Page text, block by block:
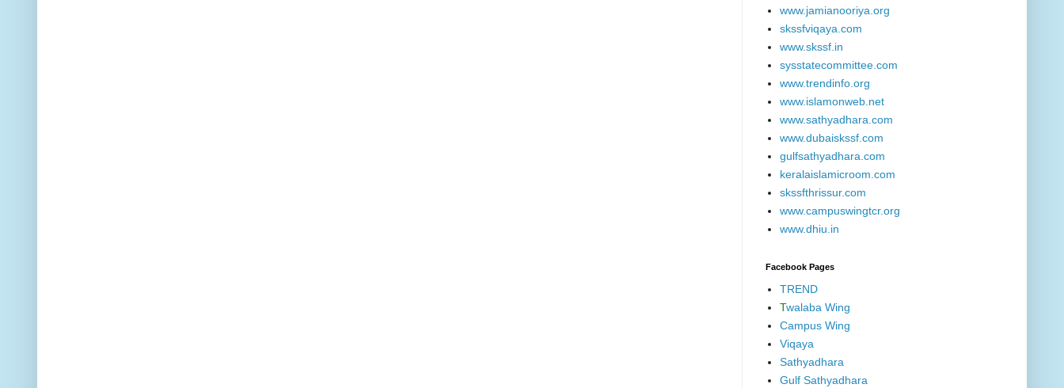
www.jamianooriya.org
skssfviqaya.com
www.skssf.in
sysstatecommittee.com
www.trendinfo.org
www.islamonweb.net
www.sathyadhara.com
www.dubaiskssf.com
gulfsathyadhara.com
keralaislamicroom.com
skssfthrissur.com
www.campuswingtcr.org
www.dhiu.in
Facebook Pages
TREND
Twalaba Wing
Campus Wing
Viqaya
Sathyadhara
Gulf Sathyadhara